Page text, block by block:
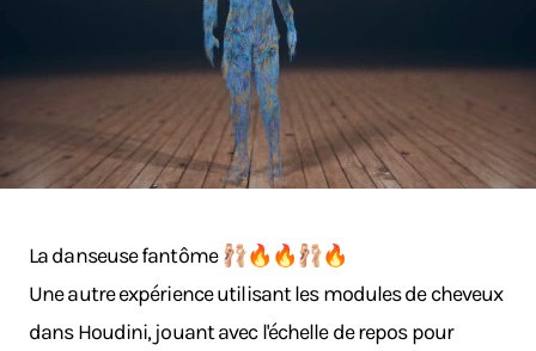
La danseuse fantôme 🩰🔥🔥🩰🔥
Une autre expérience utilisant les modules de cheveux
dans Houdini, jouant avec l'échelle de repos pour